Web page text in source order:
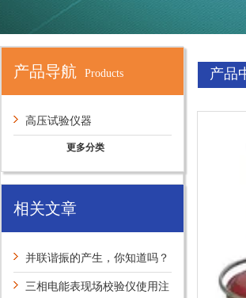
产品导航 Products
高压试验仪器
更多分类
相关文章
并联谐振的产生，你知道吗？
三相电能表现场校验仪使用注
产品